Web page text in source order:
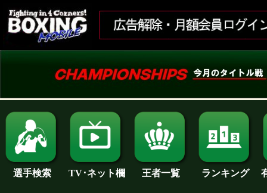
選手検索 TV･ネット欄 王者一覧 ランキング